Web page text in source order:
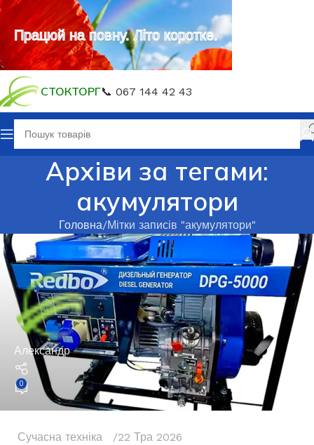
СТОКТОРГ📞 067 144 42 43
Архіви за тегами:
акумулятори
Головна Мітки записів "акумулятори"
Александр
0
Сучасна техніка 22 Тра 2026
Працюй на повну. Літо коротке.